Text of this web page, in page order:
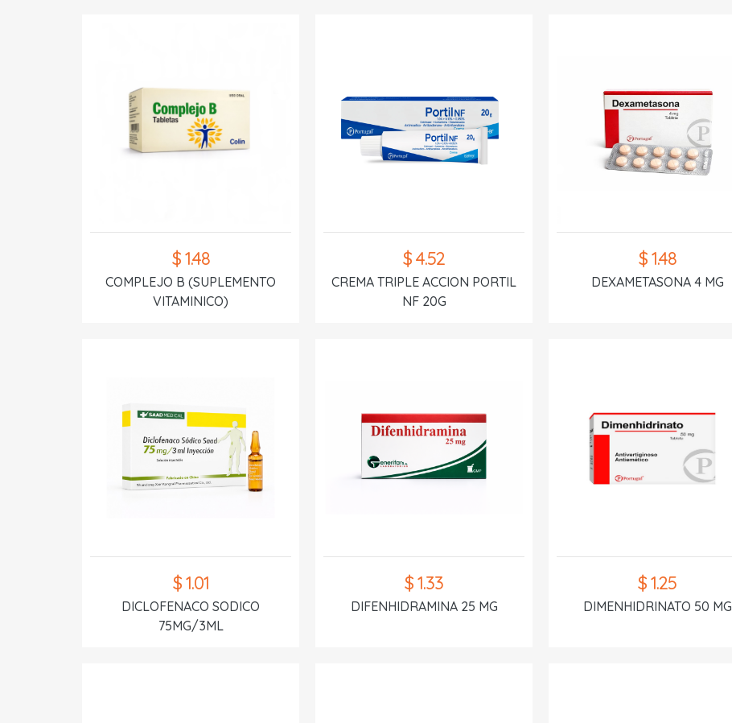
$ 1.48
COMPLEJO B (SUPLEMENTO
VITAMINICO)
$ 4.52
CREMA TRIPLE ACCION PORTIL
NF 20G
$ 1.48
DEXAMETASONA 4 MG
$ 1.01
DICLOFENACO SODICO
75MG/3ML
$ 1.33
DIFENHIDRAMINA 25 MG
$ 1.25
DIMENHIDRINATO 50 MG